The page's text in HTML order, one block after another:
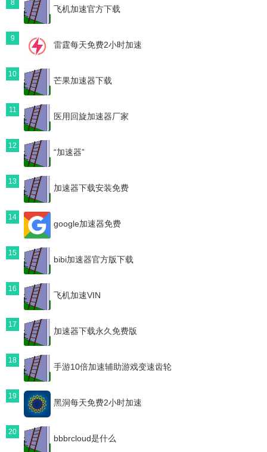
8
飞机加速官方下载
9
雷霆每天免费2小时加速
10
芒果加速器下载
11
医用回旋加速器厂家
12
“加速器”
13
加速器下载安装免费
14
google加速器免费
15
bibi加速器官方版下载
16
飞机加速VIN
17
加速器下载永久免费版
18
手游10倍加速辅助游戏变速齿轮
19
黑洞每天免费2小时加速
20
bbbrcloud是什么